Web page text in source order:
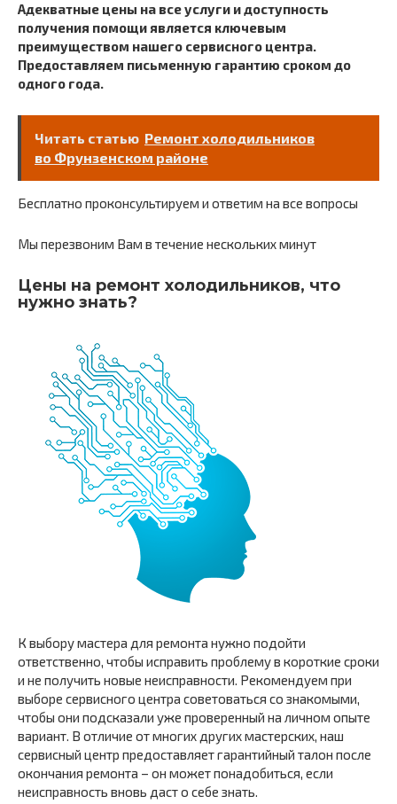
Адекватные цены на все услуги и доступность
получения помощи является ключевым
преимуществом нашего сервисного центра.
Предоставляем письменную гарантию сроком до
одного года.
Читать статью Ремонт холодильников
во Фрунзенском районе
Бесплатно проконсультируем и ответим на все вопросы
Мы перезвоним Вам в течение нескольких минут
Цены на ремонт холодильников, что
нужно знать?
К выбору мастера для ремонта нужно подойти
ответственно, чтобы исправить проблему в короткие сроки
и не получить новые неисправности. Рекомендуем при
выборе сервисного центра советоваться со знакомыми,
чтобы они подсказали уже проверенный на личном опыте
вариант. В отличие от многих других мастерских, наш
сервисный центр предоставляет гарантийный талон после
окончания ремонта – он может понадобиться, если
неисправность вновь даст о себе знать.